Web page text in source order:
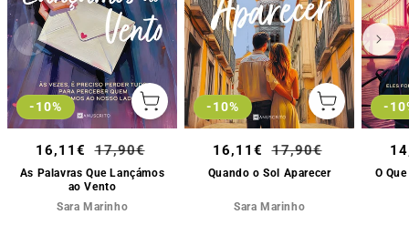
Adicionar
ao
-10%
Preço
de
saldo
16,11€
Preço
normal
17,90€
As Palavras Que Lançámos
ao Vento
Sara Marinho
Adicionar
ao
-10%
Preço
de
16,11€
Preço
normal
17,90€
Quando o Sol Aparecer
Sara Marinho
-
de
O